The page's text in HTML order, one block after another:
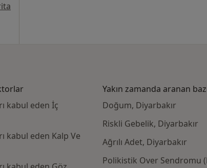
kabul eden İç
kabul eden Kalp Ve
Yakın zamanda aranan
Doğum, Diyarbakır
Riskli Gebelik, Diyarbakır
Ağrılı Adet, Diyarbakır
Polikistik Over Sendromu